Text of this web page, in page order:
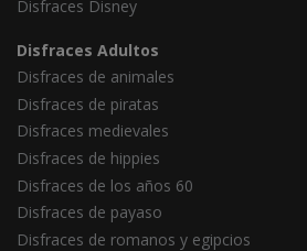
Disfraces Disney
Disfraces Adultos
Disfraces de animales
Disfraces de piratas
Disfraces medievales
Disfraces de hippies
Disfraces de los años 60
Disfraces de payaso
Disfraces de romanos y egipcios